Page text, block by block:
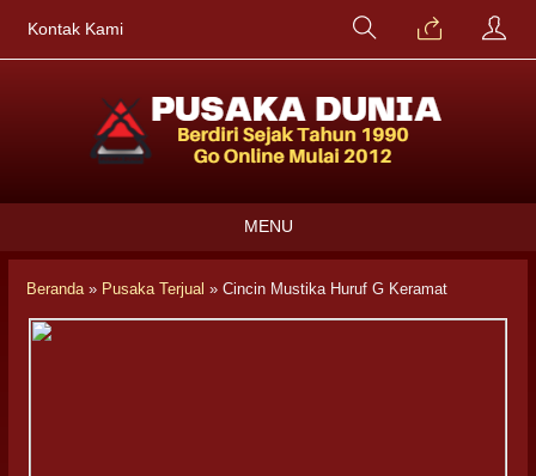
Kontak Kami
MENU
Beranda» Pusaka Terjual » Cincin Mustika Huruf G Keramat